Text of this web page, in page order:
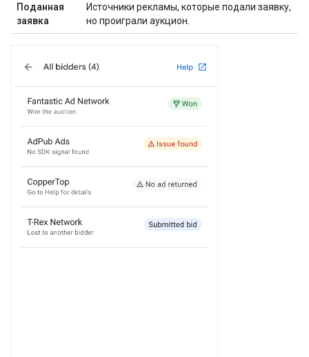
Поданная
заявка
Источники рекламы, которые подали заявку,
но проиграли аукцион.